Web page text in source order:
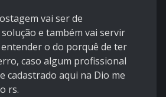
vai ser de
e também vai servir
o do porquê de ter
caso algum profissional
cadastrado aqui na Dio me
rs.